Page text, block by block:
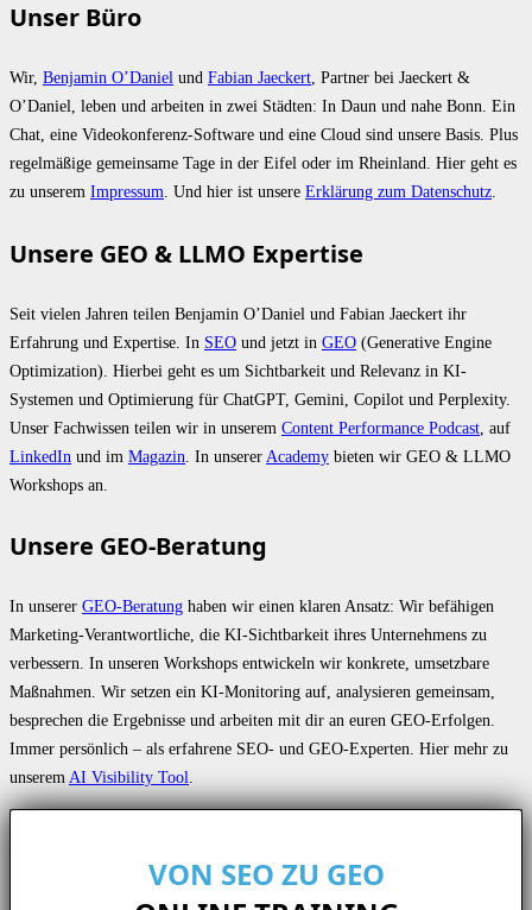
Unser Büro
Wir, Benjamin O’Daniel und Fabian Jaeckert , Partner bei Jaeckert &
O’Daniel, leben und arbeiten in zwei Städten: In Daun und nahe Bonn. Ein
Chat, eine Videokonferenz-Software und eine Cloud sind unsere Basis. Plus
regelmäßige gemeinsame Tage in der Eifel oder im Rheinland. Hier geht es
zu unserem Impressum . Und hier ist unsere Erklärung zum Datenschutz
Unsere GEO & LLMO Expertise
Seit vielen Jahren teilen Benjamin O’Daniel und Fabian Jaeckert ihr
Erfahrung und Expertise. In SEO und jetzt in GEO (Generative Engine
Optimization). Hierbei geht es um Sichtbarkeit und Relevanz in KI-
Systemen und Optimierung für ChatGPT, Gemini, Copilot und Perplexity.
Unser Fachwissen teilen wir in unserem Content Performance Podcast , auf
LinkedIn und im Magazin . In unserer Academy bieten wir GEO & LLMO
Workshops an.
Unsere GEO-Beratung
In unserer GEO-Beratung haben wir einen klaren Ansatz: Wir befähigen
Marketing-Verantwortliche, die KI-Sichtbarkeit ihres Unternehmens zu
verbessern. In unseren Workshops entwickeln wir konkrete, umsetzbare
Maßnahmen. Wir setzen ein KI-Monitoring auf, analysieren gemeinsam,
besprechen die Ergebnisse und arbeiten mit dir an euren GEO-Erfolgen.
Immer persönlich – als erfahrene SEO- und GEO-Experten. Hier mehr zu
unseremAI Visibility Tool.
VON SEO ZU GEO